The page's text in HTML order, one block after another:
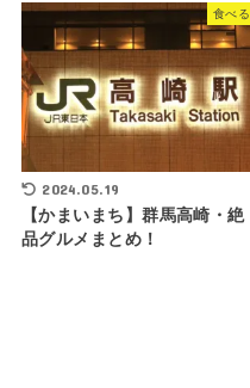
食べる
2024.05.19
【かまいまち】群馬高崎・絶
品グルメまとめ！